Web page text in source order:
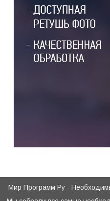
Мир Программ Ру -